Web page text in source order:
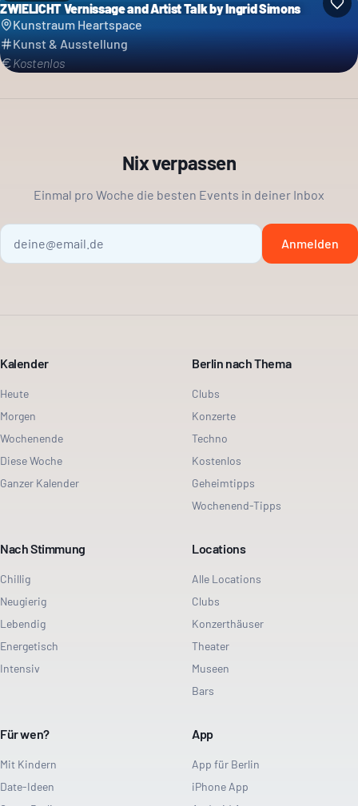
ZWIELICHT Vernissage and Artist Talk by Ingrid Simons
Kunstraum Heartspace
Kunst & Ausstellung
Kostenlos
Nix verpassen
Einmal pro Woche die besten Events in deiner Inbox
Anmelden
Kalender
Heute
Morgen
Wochenende
Diese Woche
Ganzer Kalender
Berlin nach Thema
Clubs
Konzerte
Techno
Kostenlos
Geheimtipps
Wochenend-Tipps
Nach Stimmung
Chillig
Neugierig
Lebendig
Energetisch
Intensiv
Locations
Alle Locations
Clubs
Konzerthäuser
Theater
Museen
Bars
Für wen?
Mit Kindern
Date-Ideen
App
App für Berlin
iPhone App